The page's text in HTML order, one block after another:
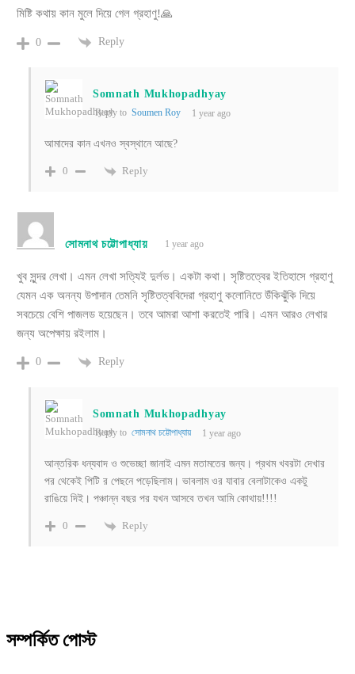
মিষ্টি কথায় কান মুলে দিয়ে গেল গ্রহাণু!🙏
0 Reply
Somnath Mukhopadhyay
Reply to Soumen Roy 1 year ago
আমাদের কান এখনও স্বস্থানে আছে?
0 Reply
সোমনাথ চট্টোপাধ্যায় 1 year ago
খুব সুন্দর লেখা। এমন লেখা সত্যিই দুর্লভ। একটা কথা। সৃষ্টিতত্বের ইতিহাসে গ্রহাণু
যেমন এক অনন্য উপাদান তেমনি সৃষ্টিতত্ববিদেরা গ্রহাণু কলোনিতে উঁকিঝুঁকি দিয়ে
সবচেয়ে বেশি পাজলড হয়েছেন। তবে আমরা আশা করতেই পারি। এমন আরও লেখার
জন্য অপেক্ষায় রইলাম।
0 Reply
Somnath Mukhopadhyay
Reply to সোমনাথ চট্টোপাধ্যায় 1 year ago
আন্তরিক ধন্যবাদ ও শুভেচ্ছা জানাই এমন মতামতের জন্য। প্রথম খবরটা দেখার
পর থেকেই পিটি র পেছনে পড়েছিলাম। ভাবলাম ওর যাবার বেলাটাকেও একটু
রাঙিয়ে দিই। পঞ্চান্ন বছর পর যখন আসবে তখন আমি কোথায়!!!!
0 Reply
সম্পর্কিত পোস্ট